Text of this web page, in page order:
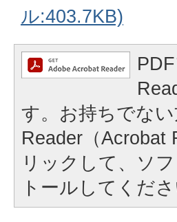
ル:403.7KB)
す。お持ちでな
Reader（Acrobat
リックして、ソ
トールしてくださ